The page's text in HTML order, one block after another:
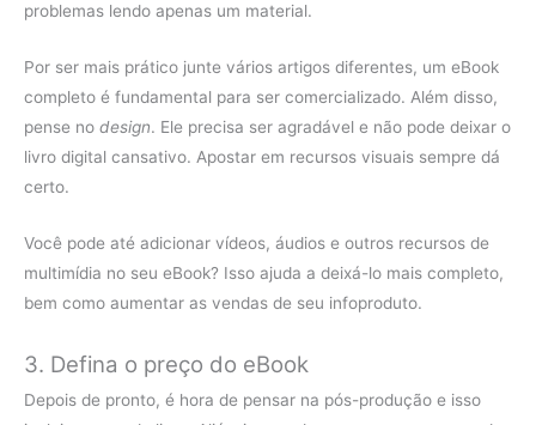
problemas lendo apenas um material.
Por ser mais prático junte vários artigos diferentes, um eBook
completo é fundamental para ser comercializado. Além disso,
pense no design. Ele precisa ser agradável e não pode deixar o
livro digital cansativo. Apostar em recursos visuais sempre dá
certo.
Você pode até adicionar vídeos, áudios e outros recursos de
multimídia no seu eBook? Isso ajuda a deixá-lo mais completo,
bem como aumentar as vendas de seu infoproduto.
3. Defina o preço do eBook
Depois de pronto, é hora de pensar na pós-produção e isso